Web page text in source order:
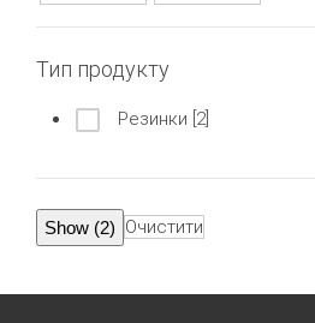
Тип продукту
Резинки [2]
Очистити